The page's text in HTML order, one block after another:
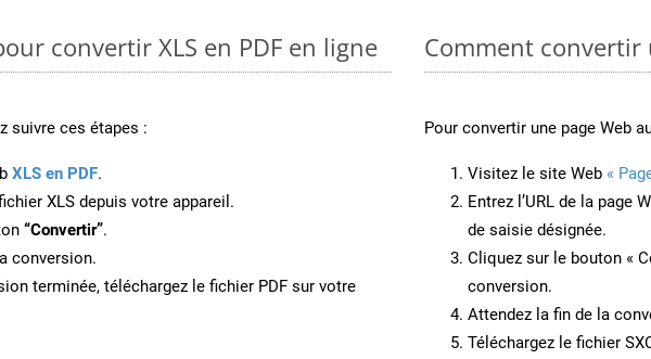
convertir XLS en PDF en ligne
suivre ces étapes :
XLS en PDF.
XLS depuis votre appareil.
“Convertir”.
conversion.
terminée, téléchargez le fichier PDF sur votre
Comment convertir
Pour convertir une page Web
Visitez le site Web «
Entrez l’URL de la page
de saisie désignée.
Cliquez sur le bouton «
conversion.
Attendez la fin de la
Téléchargez le fichier